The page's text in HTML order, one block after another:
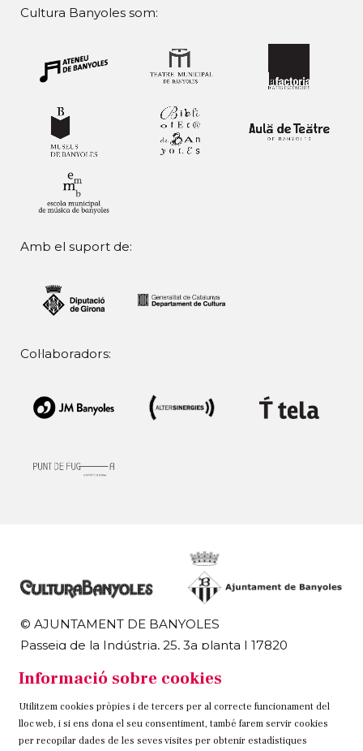
Cultura Banyoles som:
Amb el suport de:
Col·laboradors:
© AJUNTAMENT DE BANYOLES
Passeig de la Indústria, 25, 3a planta | 17820
972 58 18 48 | 972 57 00 50
Sitemap Avís Legal Ús de Cookies Contacteu
Informació sobre cookies
Utilitzem cookies pròpies i de tercers per al correcte funcionament del
lloc web, i si ens dona el seu consentiment, també farem servir cookies
per recopilar dades de les seves visites per obtenir estadístiques